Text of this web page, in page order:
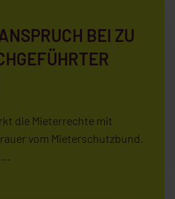
BEI ZU
die Mieterrechte mit
vom Mieterschutzbund.
…